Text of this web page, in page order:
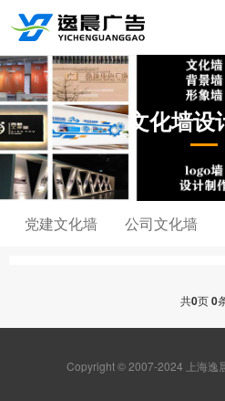
关
新
文
产
资
文化墙设
党建文化墙 公司文化墙
共0页0
Copyright © 2007-2024 上海逸